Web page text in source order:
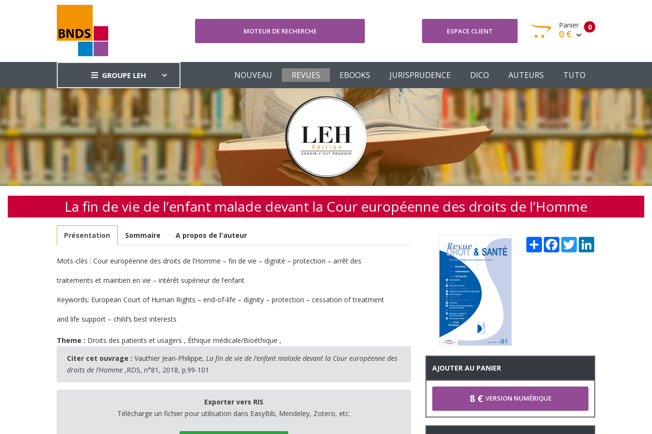
MOTEUR DE RECHERCHE ESPACE CLIENT 0
Panier
0 €
Votre panier est vide
Votre Panier Commander
GROUPE LEH NOUVEAU REVUES EBOOKS JURISPRUDENCE DICO AUTEURS TUTO
La fin de vie de l’enfant malade devant la Cour européenne des droits de l’Homme
Présentation Sommaire A propos de l'auteur
Mots-clés : Cour européenne des droits de l’Homme – fin de vie – dignité – protection – arrêt des
traitements et maintien en vie – intérêt supérieur de l’enfant
Keywords: European Court of Human Rights – end-of-life – dignity – protection – cessation of treatment
and life support – child’s best interests
Theme : Droits des patients et usagers , Éthique médicale/Bioéthique ,
Citer cet ouvrage : Vauthier Jean-Philippe, La fin de vie de l’enfant malade devant la Cour européenne des
droits de l’Homme ,RDS, n°81, 2018, p.99-101
Exporter vers RIS
Télécharge un fichier pour utilisation dans EasyBib, Mendeley, Zotero, etc.
Share FacebookTwitter
AJOUTER AU PANIER
8 € VERSION NUMÉRIQUE